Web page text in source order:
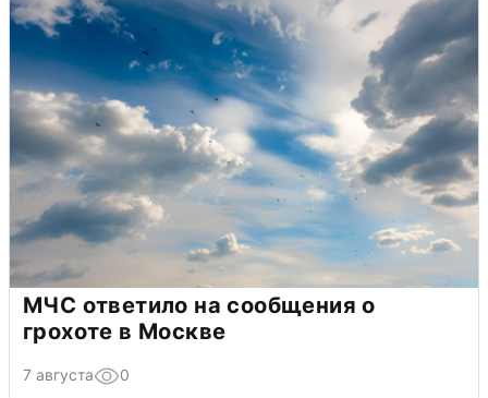
МЧС ответило на сообщения о
грохоте в Москве
7 августа 0